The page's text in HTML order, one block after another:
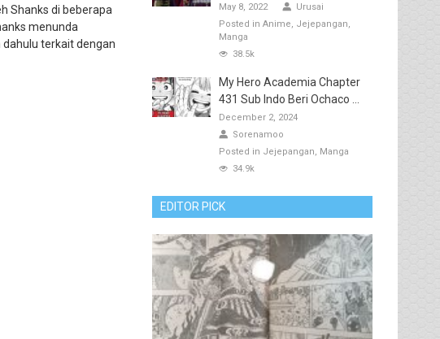
Shanks di beberapa
menunda
terkait dengan
May 8, 2022
Urusai
Posted in Anime
Jejepangan
Manga
38.5k
My Hero Academia Chapter
431 Sub Indo Beri Ochaco ...
December 2, 2024
Sorenamoo
Posted in Jejepangan
Manga
34.9k
EDITOR PICK